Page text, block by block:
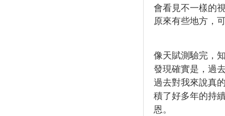
會看見不一樣的
原來有些地方，
像天賦測驗完，
發現確實是，過
過去對我來說真
積了好多年的持
恩。